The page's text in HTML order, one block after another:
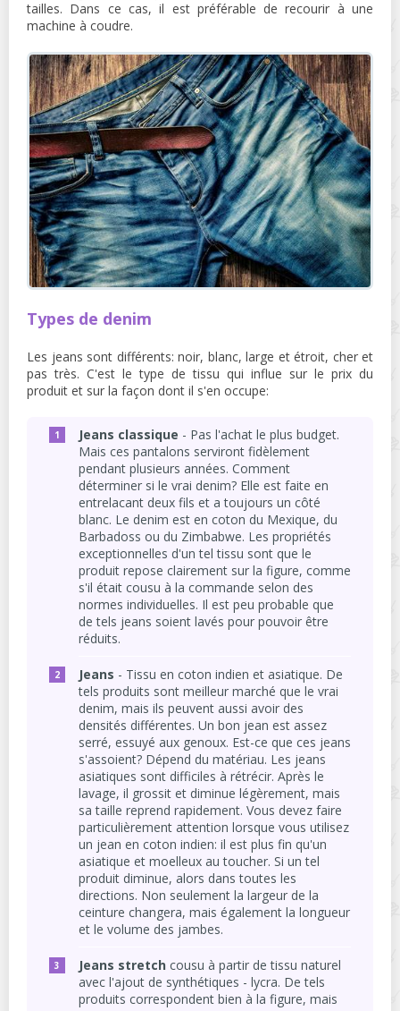
tailles. Dans ce cas, il est préférable de recourir à une
machine à coudre.
Types de denim
Les jeans sont différents: noir, blanc, large et étroit, cher et
pas très. C'est le type de tissu qui influe sur le prix du
produit et sur la façon dont il s'en occupe:
Jeans classique - Pas l'achat le plus budget.
Mais ces pantalons serviront fidèlement
pendant plusieurs années. Comment
déterminer si le vrai denim? Elle est faite en
entrelacant deux fils et a toujours un côté
blanc. Le denim est en coton du Mexique, du
Barbadoss ou du Zimbabwe. Les propriétés
exceptionnelles d'un tel tissu sont que le
produit repose clairement sur la figure, comme
s'il était cousu à la commande selon des
normes individuelles. Il est peu probable que
de tels jeans soient lavés pour pouvoir être
réduits.
Jeans - Tissu en coton indien et asiatique. De
tels produits sont meilleur marché que le vrai
denim, mais ils peuvent aussi avoir des
densités différentes. Un bon jean est assez
serré, essuyé aux genoux. Est-ce que ces jeans
s'assoient? Dépend du matériau. Les jeans
asiatiques sont difficiles à rétrécir. Après le
lavage, il grossit et diminue légèrement, mais
sa taille reprend rapidement. Vous devez faire
particulièrement attention lorsque vous utilisez
un jean en coton indien: il est plus fin qu'un
asiatique et moelleux au toucher. Si un tel
produit diminue, alors dans toutes les
directions. Non seulement la largeur de la
ceinture changera, mais également la longueur
et le volume des jambes.
Jeans stretch cousu à partir de tissu naturel
avec l'ajout de synthétiques - lycra. De tels
produits correspondent bien à la figure, mais